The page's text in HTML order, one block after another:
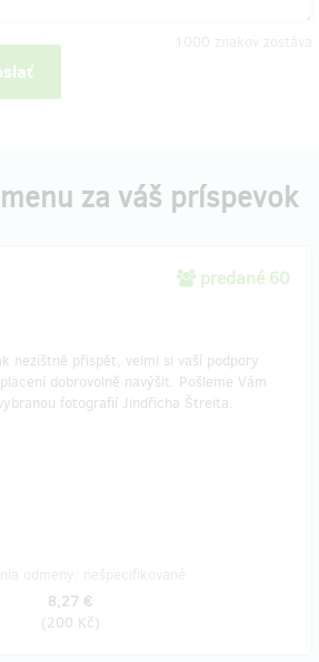
za váš príspevok
predané 60
nezištně přispět, velmi si vaší podpory
dobrovolně navýšit. Pošleme Vám
fotografií Jindřicha Štreita.
8,27 €
(200 Kč)